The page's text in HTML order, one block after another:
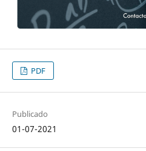
PDF
Publicado
01-07-2021